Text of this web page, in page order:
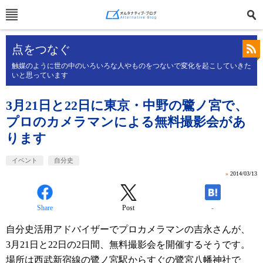
点をつなぐ
触媒のように世の中のいろいろな人やものをつないで変化を起こしていきた
いと思っています
3月21日と22日に東京・中野の鷺ノ宮で、
プロのカメラマンによる無料撮影会があ
ります
イベント 自分史
» 2014/03/13
Share Post -
自分史活用アドバイザーでプロカメラマンの吉永さんが、
3月21日と22日の2日間、無料撮影会を開催するそうです。
場所は西武新宿線の鷺ノ宮駅からすぐの鷺宮八幡神社で